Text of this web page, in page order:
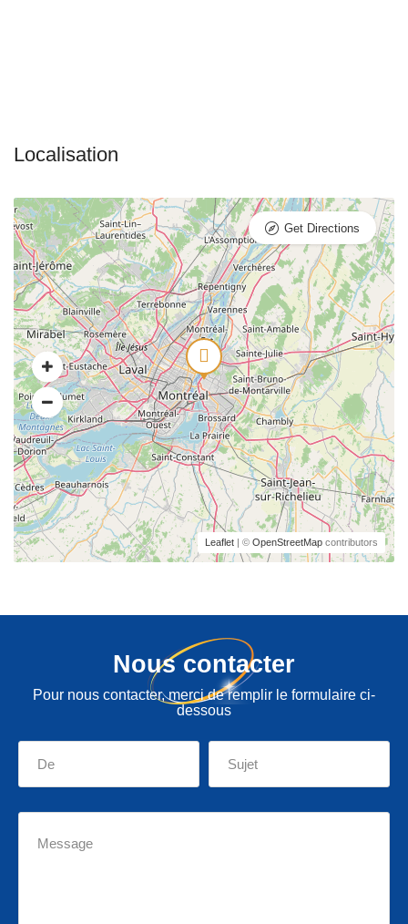
Leaflet | © OpenStreetMap contributors
Get Directions
Nous contacter
Pour nous contacter, merci de remplir le formulaire ci-
dessous